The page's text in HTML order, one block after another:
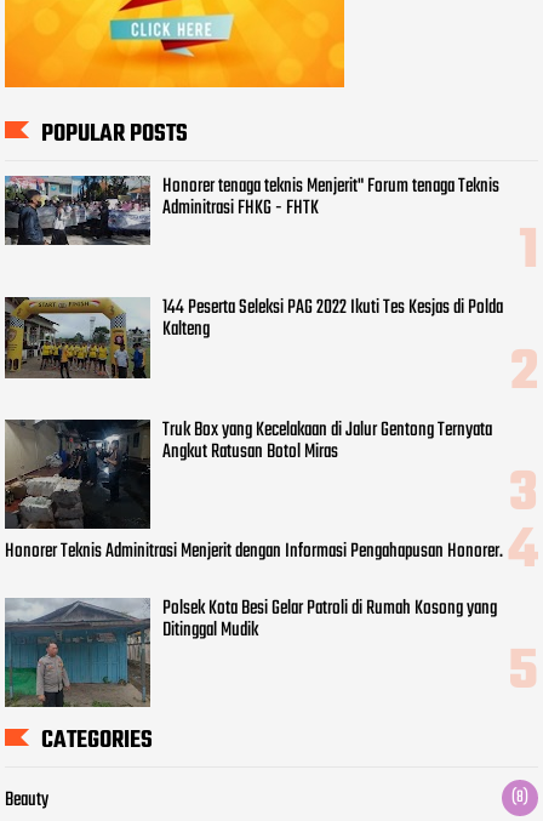
POPULAR POSTS
Honorer tenaga teknis Menjerit" Forum tenaga Teknis
Adminitrasi FHKG - FHTK
144 Peserta Seleksi PAG 2022 Ikuti Tes Kesjas di Polda
Kalteng
Truk Box yang Kecelakaan di Jalur Gentong Ternyata
Angkut Ratusan Botol Miras
Honorer Teknis Adminitrasi Menjerit dengan Informasi Pengahapusan Honorer.
Polsek Kota Besi Gelar Patroli di Rumah Kosong yang
Ditinggal Mudik
CATEGORIES
Beauty (8)